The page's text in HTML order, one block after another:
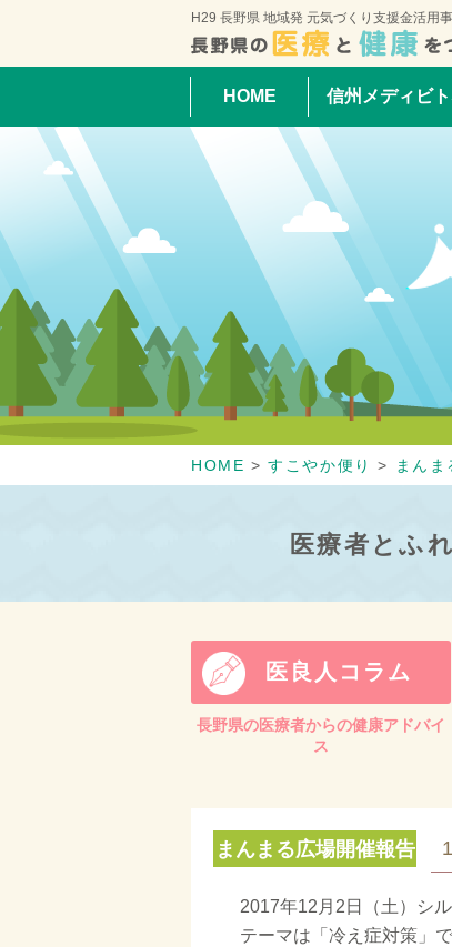
H29 長野県 地域発 元気づくり支援金活用
HOME 信州メディビ
HOME >すこやか便り > まん
医療者とふ
医良人コラム
長野県の医療者からの健康アドバイ
ス
まんまる広場開催報告
2017年12月2日（土）シ
テーマは「冷え症対策」で